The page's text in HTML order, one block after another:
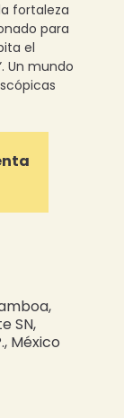
fortaleza
para
el
Un mundo
SN,
México